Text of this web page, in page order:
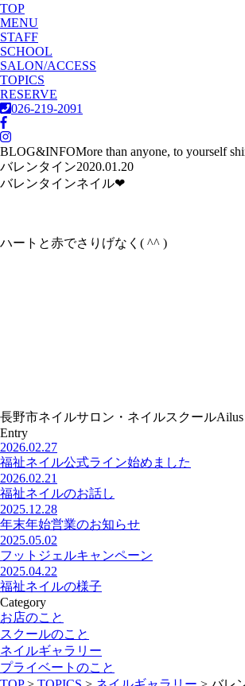
TOP
MENU
STAFF
SCHOOL
SALON/ACCESS
TOPICS
RESERVE
026-219-2091
BLOG&INFOMore than anyone, to yourself
バレンタイン2020.01.20
バレンタインネイル❤︎
ハートと赤でさりげなく( ^^ )
長野市ネイルサロン・ネイルスクールAilus
Entry
2026.02.27
福祉ネイル公式ライン始めました
2026.02.21
福祉ネイルのお話し
2025.12.28
年末年始営業のお知らせ
2025.05.02
フットジェルキャンペーン
2025.04.22
福祉ネイルの様子
Category
お店のこと
スクールのこと
ネイルギャラリー
プライベートのこと